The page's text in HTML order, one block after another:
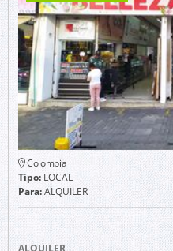
Colombia
Tipo:LOCAL
Para:ALQUILER
ALQUILER